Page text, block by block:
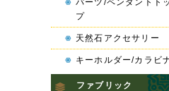
パーツ/ペンダントトッ
プ
天然石アクセサリー
キーホルダー/カラビ
ファブリック